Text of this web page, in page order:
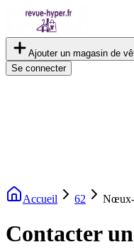
Ajouter un magasin de
Se connecter
Accueil 62
Contacter